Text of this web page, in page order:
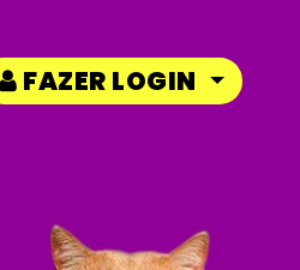
FAZER LOGIN